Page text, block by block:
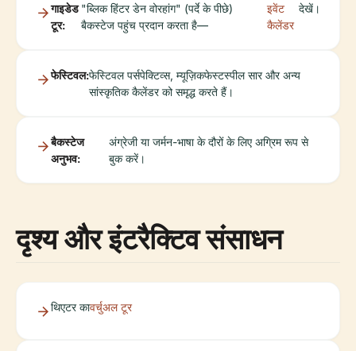
गाइडेड
टूर:
"ब्लिक हिंटर डेन वोरहांग" (पर्दे के पीछे)
बैकस्टेज पहुंच प्रदान करता है—
इवेंट
कैलेंडर
देखें।
फेस्टिवल:फेस्टिवल पर्सपेक्टिव्स, म्यूज़िकफेस्टस्पील सार और अन्य
सांस्कृतिक कैलेंडर को समृद्ध करते हैं।
बैकस्टेज
अनुभव:
अंग्रेजी या जर्मन-भाषा के दौरों के लिए अग्रिम रूप से
बुक करें।
दृश्य और इंटरैक्टिव संसाधन
थिएटर कावर्चुअल टूर